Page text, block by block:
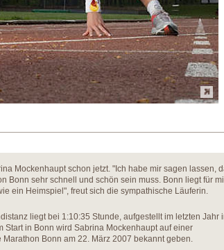
Mockenhaupt schon jetzt. "Ich habe mir sagen lassen,
Bonn sehr schnell und schön sein muss. Bonn liegt für
ein Heimspiel", freut sich die sympathische Läuferin.
liegt bei 1:10:35 Stunde, aufgestellt im letzten Jahr
Start in Bonn wird Sabrina Mockenhaupt auf einer
Bonn am 22. März 2007 bekannt geben.